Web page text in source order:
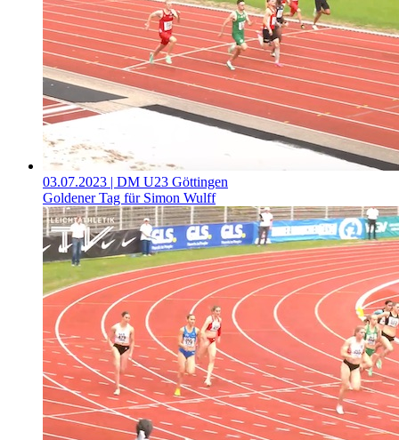
03.07.2023 | DM U23 Göttingen
Goldener Tag für Simon Wulff